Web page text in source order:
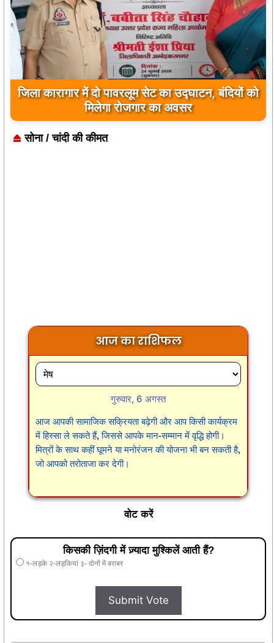
जिला कारागार में दो पावरलूम सेट का उद्घाटन, बंदियों को
मिलेगा रोजगार का अवसर
सोना / चांदी की कीमत
आज का राशिफल
गुरुवार, 6 अगस्त
आज आपकी सामाजिक सक्रियता बढ़ेगी और आप किसी कार्यक्रम
में हिस्सा ले सकते हैं, जिससे आपके मान-सम्मान में वृद्धि होगी।
मित्रों के साथ कहीं घूमने या मनोरंजन की योजना भी बन सकती है,
जो आपको तरोताजा कर देगी।
वोट करें
किसकी ज़िंदगी में ज़्यादा मुश्किलें आती हैं?
१-लड़के २-लड़कियां ३- दोनों में बराबर
Submit Vote